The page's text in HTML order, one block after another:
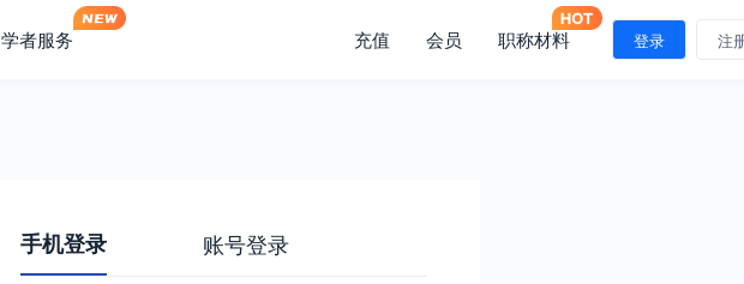
学者服务 充值 会员 职称材料 登录 注
手机登录 账号登录